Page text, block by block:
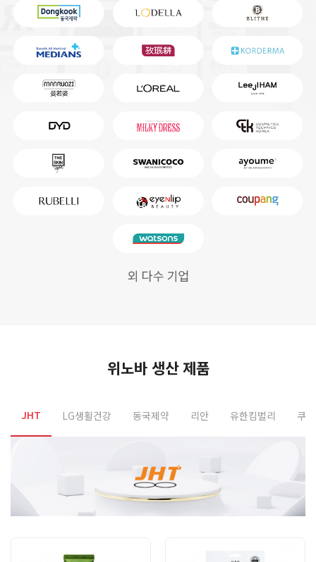
위노바 생산 제품
JHT LG생활건강 동국제약 리안 유한킴벌리 쿠팡
Previous